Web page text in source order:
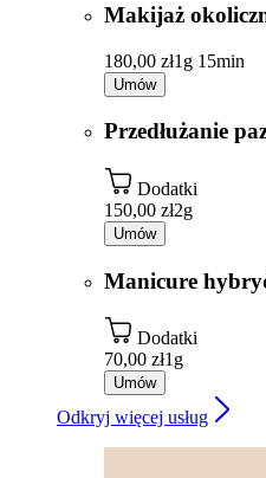
Makijaż
180,00 zł1g 15min
Umów
Przedłużanie
Dodatki
150,00 zł2g
Umów
Manicure
Dodatki
70,00 zł1g
Umów
Odkryj więcej usług